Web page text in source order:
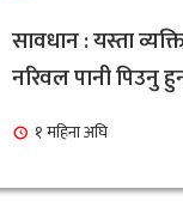
सावधान : यस्ता
नरिवल पानी पिउनु
१ महिना अघि